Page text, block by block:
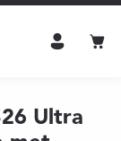
Ultra